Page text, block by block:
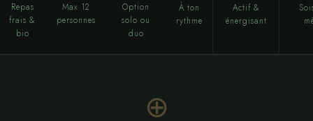
Repas
frais &
bio
Max 12
personnes
Option
solo ou
duo
À ton
rythme
Actif &
énergisant
⊕